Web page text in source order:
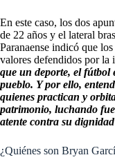
En este caso, los dos
de 22 años y el lateral
Paranaense indicó que
valores defendidos por la
que un deporte, el fútbol
pueblo. Y por ello,
quienes practican y
patrimonio, luchando
atente contra su
¿Quiénes son Bryan